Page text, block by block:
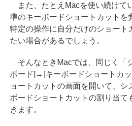
また、たとえMacを使い続けて
準のキーボードショートカットを
特定の操作に自分だけのショート
たい場合があるでしょう。
そんなときMacでは、同じく「
ボード]→[キーボードショートカ
ョートカットの画面を開いて、シ
ボードショートカットの割り当て
きます。